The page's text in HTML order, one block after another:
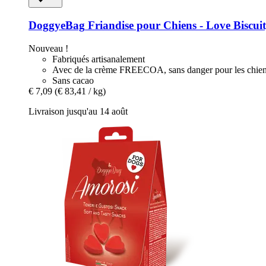
DoggyeBag Friandise pour Chiens -​ Love
Nouveau !
Fabriqués artisanalement
Avec de la crème FREECOA, sans danger pour les
Sans cacao
€ 7,09 (€ 83,41 / kg)
Livraison jusqu'au 14 août